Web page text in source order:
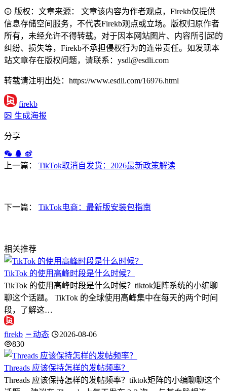
版权：文章来源： 文章该内容为作者观点，Firekb仅提供
信息存储空间服务，不代表Firekb观点或立场。版权归原作者
所有，未经允许不得转载。对于因本网站图片、内容所引起的
纠纷、损失等，Firekb不承担侵权行为的连带责任。如发现本
站文章存在版权问题，请联系：ysdl@esdli.com
转载请注明出处：https://www.esdli.com/16976.html
firekb
生成海报
分享
上一篇： TikTok取消自发货：2026最新政策解读
下一篇： TikTok电商：最新版安装包指南
相关推荐
TikTok 的使用高峰时段是什么时候？
TikTok 的使用高峰时段是什么时候？tiktok矩阵系统的小编聊
聊这个话题。 TikTok 的全球使用高峰集中在每天的两个时间
段，了解这…
firekb 动态
2026-08-06
830
Threads 应该保持怎样的发帖频率？
Threads 应该保持怎样的发帖频率？tiktok矩阵的小编聊聊这个